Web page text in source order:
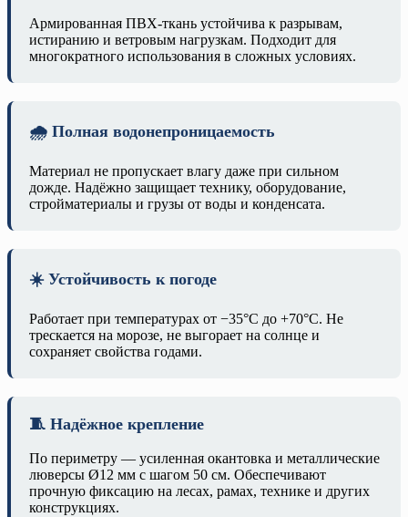
Армированная ПВХ-ткань устойчива к разрывам,
истиранию и ветровым нагрузкам. Подходит для
многократного использования в сложных условиях.
🌧️ Полная водонепроницаемость
Материал не пропускает влагу даже при сильном
дожде. Надёжно защищает технику, оборудование,
стройматериалы и грузы от воды и конденсата.
☀️ Устойчивость к погоде
Работает при температурах от −35°C до +70°C. Не
трескается на морозе, не выгорает на солнце и
сохраняет свойства годами.
🧵 Надёжное крепление
По периметру — усиленная окантовка и металлические
люверсы Ø12 мм с шагом 50 см. Обеспечивают
прочную фиксацию на лесах, рамах, технике и других
конструкциях.